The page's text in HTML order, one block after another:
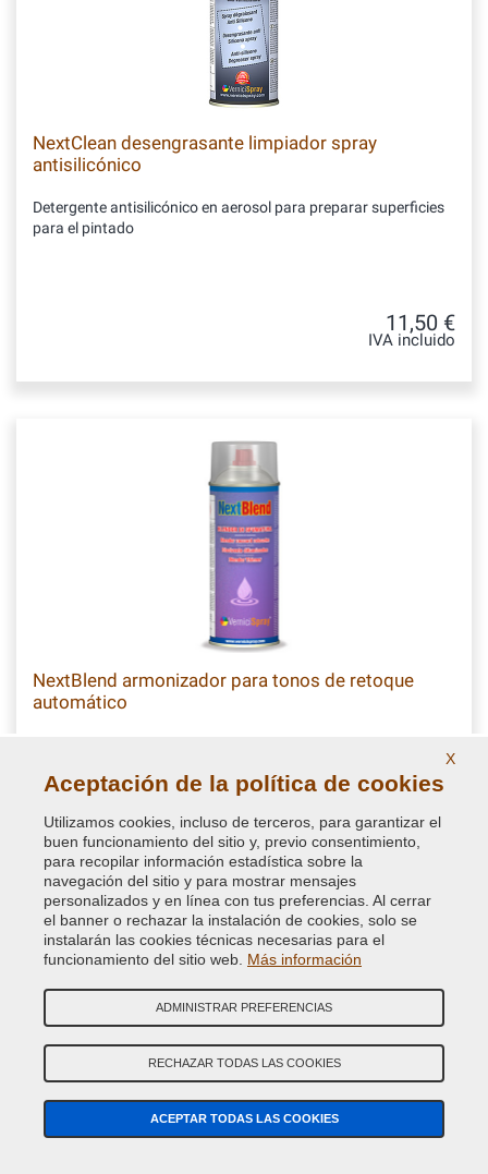
NextClean desengrasante limpiador spray
antisilicónico
Detergente antisilicónico en aerosol para preparar superficies
para el pintado
11,50 €
IVA incluido
NextBlend armonizador para tonos de retoque
automático
homogeneizar el repintado de las partes de la carrocería y pulir
perfectamente la superficie coloreada, imprescindible en el
5
X
Aceptación de la política de cookies
Utilizamos cookies, incluso de terceros, para garantizar el
buen funcionamiento del sitio y, previo consentimiento,
para recopilar información estadística sobre la
navegación del sitio y para mostrar mensajes
personalizados y en línea con tus preferencias. Al cerrar
el banner o rechazar la instalación de cookies, solo se
instalarán las cookies técnicas necesarias para el
funcionamiento del sitio web. Más información
ADMINISTRAR PREFERENCIAS
RECHAZAR TODAS LAS COOKIES
ACEPTAR TODAS LAS COOKIES